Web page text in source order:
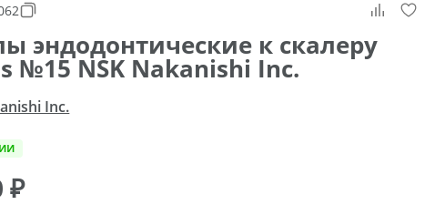
эндодонтические к скалеру
№15 NSK Nakanishi Inc.
Inc.
₽